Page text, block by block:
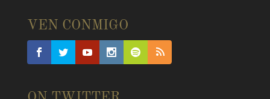
VEN CONMIGO